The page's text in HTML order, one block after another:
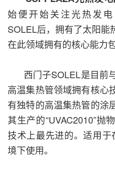
始便开始关注光热发
SOLEL后，拥有了太阳能
在此领域拥有的核心能力包
西门子SOLEL是目前
高温集热管领域拥有核心
有独特的高温集热管的涂
其生产的“UVAC2010”抛
技术上最先进的。适用
境下使用。